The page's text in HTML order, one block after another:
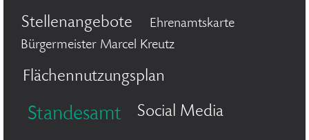
Stellenangebote
Ehrenamtskarte
Bürgermeister Marcel Kreutz
Flächennutzungsplan
Standesamt Social Media